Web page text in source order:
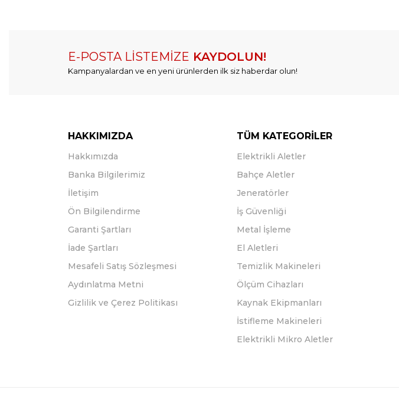
E-POSTA LİSTEMİZE KAYDOLUN!
Kampanyalardan ve en yeni ürünlerden ilk siz haberdar olun!
HAKKIMIZDA
Hakkımızda
Banka Bilgilerimiz
İletişim
Ön Bilgilendirme
Garanti Şartları
İade Şartları
Mesafeli Satış Sözleşmesi
Aydınlatma Metni
Gizlilik ve Çerez Politikası
TÜM KATEGORİLER
Elektrikli Aletler
Bahçe Aletler
Jeneratörler
İş Güvenliği
Metal İşleme
El Aletleri
Temizlik Makineleri
Ölçüm Cihazları
Kaynak Ekipmanları
İstifleme Makineleri
Elektrikli Mikro Aletler